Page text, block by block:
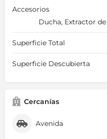
Accesorios
Ducha, Extractor
Superficie Total
Superficie Descubierta
Cercanías
Avenida